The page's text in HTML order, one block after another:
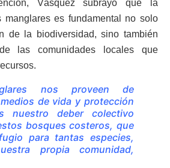
Vásquez subrayó que la
manglares es fundamental no solo
de la biodiversidad, sino también
las comunidades locales que
nos proveen de
de vida y protección
nuestro deber colectivo
bosques costeros, que
para tantas especies,
propia comunidad,